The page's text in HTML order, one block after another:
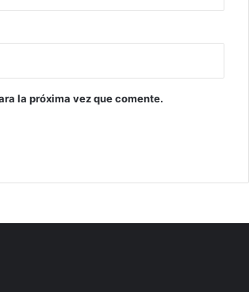
la próxima vez que comente.